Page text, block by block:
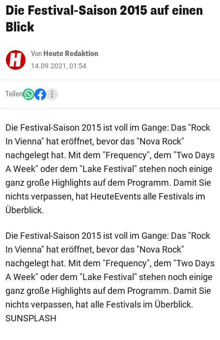
Die Festival-Saison 2015 auf einen
Blick
Von Heute Redaktion
14.09.2021, 01:54
Teilen
Die Festival-Saison 2015 ist voll im Gange: Das "Rock
In Vienna" hat eröffnet, bevor das "Nova Rock"
nachgelegt hat. Mit dem "Frequency", dem "Two Days
A Week" oder dem "Lake Festival" stehen noch einige
ganz große Highlights auf dem Programm. Damit Sie
nichts verpassen, hat HeuteEvents alle Festivals im
Überblick.
Die Festival-Saison 2015 ist voll im Gange: Das "Rock
In Vienna" hat eröffnet, bevor das "Nova Rock"
nachgelegt hat. Mit dem "Frequency", dem "Two Days
A Week" oder dem "Lake Festival" stehen noch einige
ganz große Highlights auf dem Programm. Damit Sie
nichts verpassen, hat alle Festivals im Überblick.
SUNSPLASH